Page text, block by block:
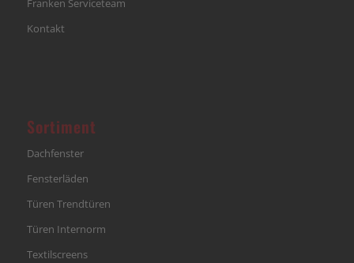
Franken Serviceteam
Kontakt
Sortiment
Dachfenster
Fensterläden
Türen Trendtüren
Türen Internorm
Textilscreens